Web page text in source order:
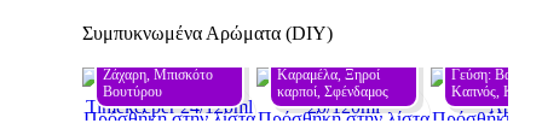
Συμπυκνωμένα Αρώματα (DIY)
Ζάχαρη, Μπισκότο
Βουτύρου
Προεπισκόπηση
Πρόσθήκη στην λίστα
Καραμέλα, Ξηροί
καρποί, Σφένδαμος
Προεπισκόπηση
Πρόσθήκη στην λίστα
Γεύση: Βανίλια,
Καπνός,
Πρόσθήκη